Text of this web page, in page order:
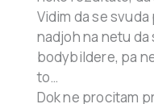
Vidim da se
nadjoh na netu da
bodybildere, pa
to…
Dok ne procitam